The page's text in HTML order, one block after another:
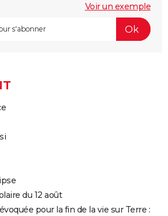
Voir un exemple
du 12 août
pour la fin de la vie sur Terre :